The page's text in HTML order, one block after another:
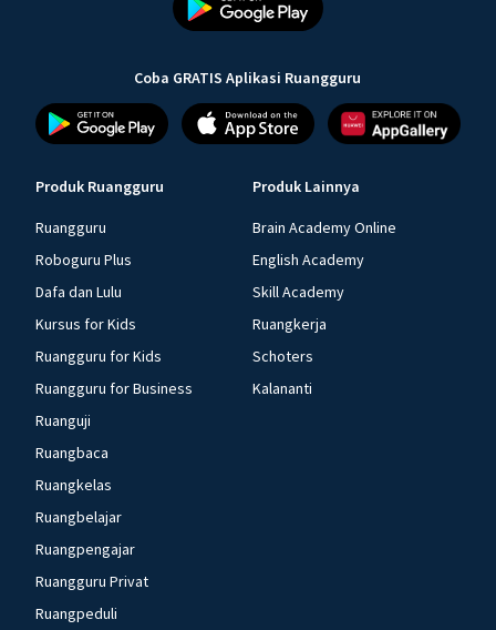
Coba GRATIS Aplikasi Ruangguru
Produk Ruangguru
Ruangguru
Roboguru Plus
Dafa dan Lulu
Kursus for Kids
Ruangguru for Kids
Ruangguru for Business
Ruanguji
Ruangbaca
Ruangkelas
Ruangbelajar
Ruangpengajar
Ruangguru Privat
Ruangpeduli
Produk Lainnya
Brain Academy Online
English Academy
Skill Academy
Ruangkerja
Schoters
Kalananti